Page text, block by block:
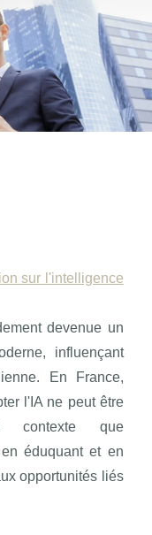
sur l'intelligence
devenue un
influençant
En France,
l'IA ne peut être
contexte que
éduquant et en
opportunités liés